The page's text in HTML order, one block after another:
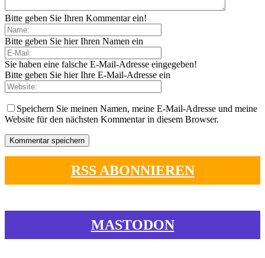
Bitte geben Sie Ihren Kommentar ein!
Bitte geben Sie hier Ihren Namen ein
Sie haben eine falsche E-Mail-Adresse eingegeben!
Bitte geben Sie hier Ihre E-Mail-Adresse ein
Speichern Sie meinen Namen, meine E-Mail-Adresse und meine
Website für den nächsten Kommentar in diesem Browser.
RSS ABONNIEREN
MASTODON